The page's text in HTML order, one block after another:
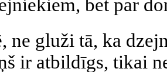
bet par
ne gluži tā, ka
ir atbildīgs, tikai